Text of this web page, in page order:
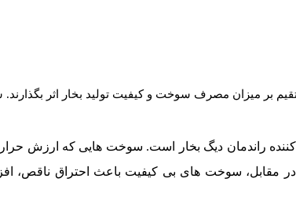
بر میزان مصرف سوخت و کیفیت تولید بخار اثر بگذارند.
راندمان دیگ بخار است. سوخت هایی که ارزش حرارتی
در مقابل، سوخت های بی کیفیت باعث احتراق ناقص،